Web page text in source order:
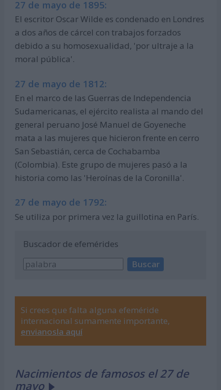
27 de mayo de 1895:
El escritor Oscar Wilde es condenado en Londres
a dos años de cárcel con trabajos forzados
debido a su homosexualidad, 'por ultraje a la
moral pública'.
27 de mayo de 1812:
En el marco de las Guerras de Independencia
Sudamericanas, el ejército realista al mando del
general peruano José Manuel de Goyeneche
mata a las mujeres que hicieron frente en cerro
San Sebastián, cerca de Cochabamba
(Colombia). Este grupo de mujeres pasó a la
historia como las 'Heroínas de la Coronilla'.
27 de mayo de 1792:
Se utiliza por primera vez la guillotina en París.
Buscador de efemérides
Si crees que falta alguna efeméride
internacional sumamente importante,
envianosla aquí
Nacimientos de famosos el 27 de
mayo